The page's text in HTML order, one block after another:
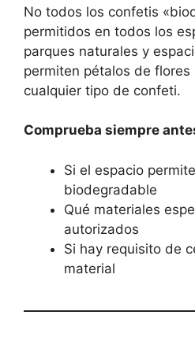
No todos los confetis
permitidos en todos los
parques naturales y
permiten pétalos de
cualquier tipo de confeti.
Comprueba siempre
Si el espacio
biodegradable
Qué materiales
autorizados
Si hay requisito de
material